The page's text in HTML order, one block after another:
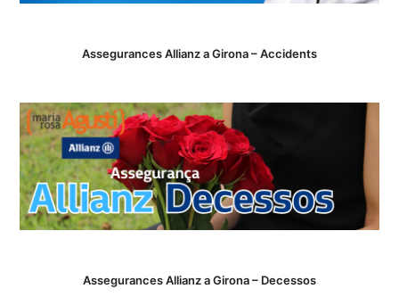
Assegurances Allianz a Girona – Accidents
Assegurances Allianz a Girona – Decessos